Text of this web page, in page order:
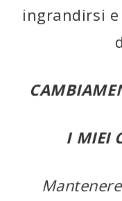
ingrandirsi e
I MIEI